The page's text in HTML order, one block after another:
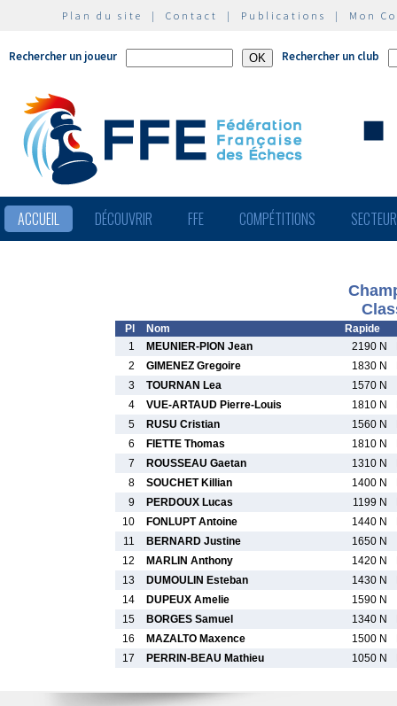
Plan du site | Contact | Publications | Mon
Rechercher un joueur Rechercher un club
ACCUEIL DÉCOUVRIR FFE COMPÉTITIONS
Pl Nom
Rapide
1
MEUNIER-PION Jean 2190 N
2
GIMENEZ Gregoire 1830 N
3
TOURNAN Lea
1570 N
4
VUE-ARTAUD Pierre-Louis 1810 N
5
RUSU Cristian 1560 N
6
FIETTE Thomas 1810 N
7
ROUSSEAU Gaetan 1310 N
8
SOUCHET Killian 1400 N
9
PERDOUX Lucas 1199 N
10
FONLUPT Antoine 1440 N
11
BERNARD Justine
1650 N
12
MARLIN Anthony 1420 N
13
DUMOULIN Esteban 1430 N
14
DUPEUX Amelie
1590 N
15
BORGES Samuel 1340 N
16
MAZALTO Maxence 1500 N
17
PERRIN-BEAU Mathieu 1050 N